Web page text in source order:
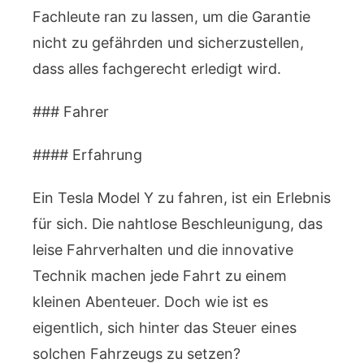
Fachleute ran zu lassen, um die Garantie
nicht zu gefährden und sicherzustellen,
dass alles fachgerecht erledigt wird.
### Fahrer
#### Erfahrung
Ein Tesla Model Y zu fahren, ist ein Erlebnis
für sich. Die nahtlose Beschleunigung, das
leise Fahrverhalten und die innovative
Technik machen jede Fahrt zu einem
kleinen Abenteuer. Doch wie ist es
eigentlich, sich hinter das Steuer eines
solchen Fahrzeugs zu setzen?